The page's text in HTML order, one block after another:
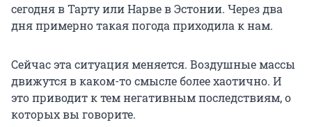
сегодня в Тарту или Нарве в Эстонии. Через два
дня примерно такая погода приходила к нам.
Сейчас эта ситуация меняется. Воздушные массы
движутся в каком-то смысле более хаотично. И
это приводит к тем негативным последствиям, о
которых вы говорите.